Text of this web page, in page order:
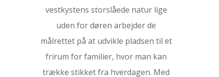
vestkystens storslåede natur lige
uden for døren arbejder de
målrettet på at udvikle pladsen til et
frirum for familier, hvor man kan
trække stikket fra hverdagen. Med